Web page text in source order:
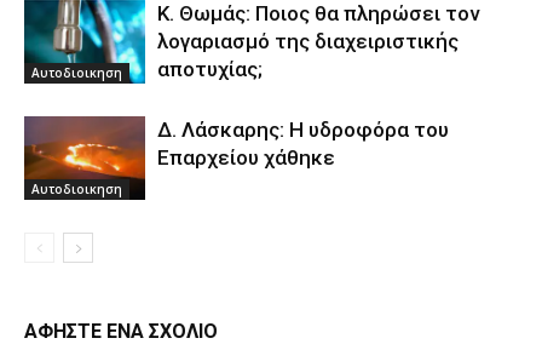
Αυτοδιοικηση
Κ. Θωμάς: Ποιος θα πληρώσει τον
λογαριασμό της διαχειριστικής
αποτυχίας;
Αυτοδιοικηση
Δ. Λάσκαρης: Η υδροφόρα του
Επαρχείου χάθηκε
ΑΦΗΣΤΕ ΕΝΑ ΣΧΟΛΙΟ